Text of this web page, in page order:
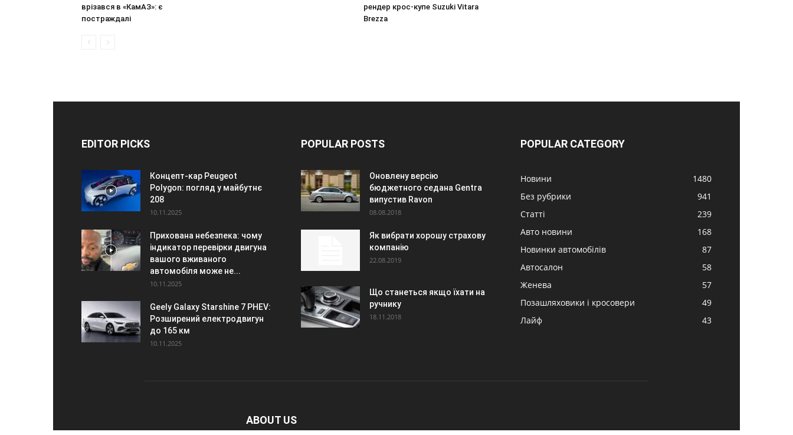
врізався в «КамАЗ»: є
постраждалі
рендер крос-купе Suzuki Vitara
Brezza
EDITOR PICKS
Концепт-кар Peugeot
Polygon: погляд у майбутнє
208
10.11.2025
Прихована небезпека: чому
індикатор перевірки двигуна
вашого вживаного
автомобіля може не...
10.11.2025
Geely Galaxy Starshine 7 PHEV:
Розширений електродвигун
до 165 км
10.11.2025
POPULAR POSTS
Оновлену версію
бюджетного седана Gentra
випустив Ravon
08.08.2018
Як вибрати хорошу страхову
компанію
22.08.2019
Що станеться якщо їхати на
ручнику
18.11.2018
POPULAR CATEGORY
Новини
1480
Без рубрики
941
Статті
239
Авто новини
168
Новинки автомобілів
87
Автосалон
58
Женева
57
Позашляховики і кросовери
49
Лайф
43
ABOUT US